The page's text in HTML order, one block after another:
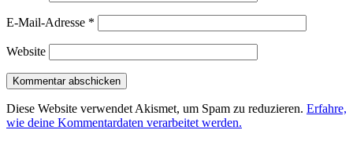
E-Mail-Adresse *
Website
Diese Website verwendet Akismet, um Spam zu reduzieren. Erfahre,
wie deine Kommentardaten verarbeitet werden.